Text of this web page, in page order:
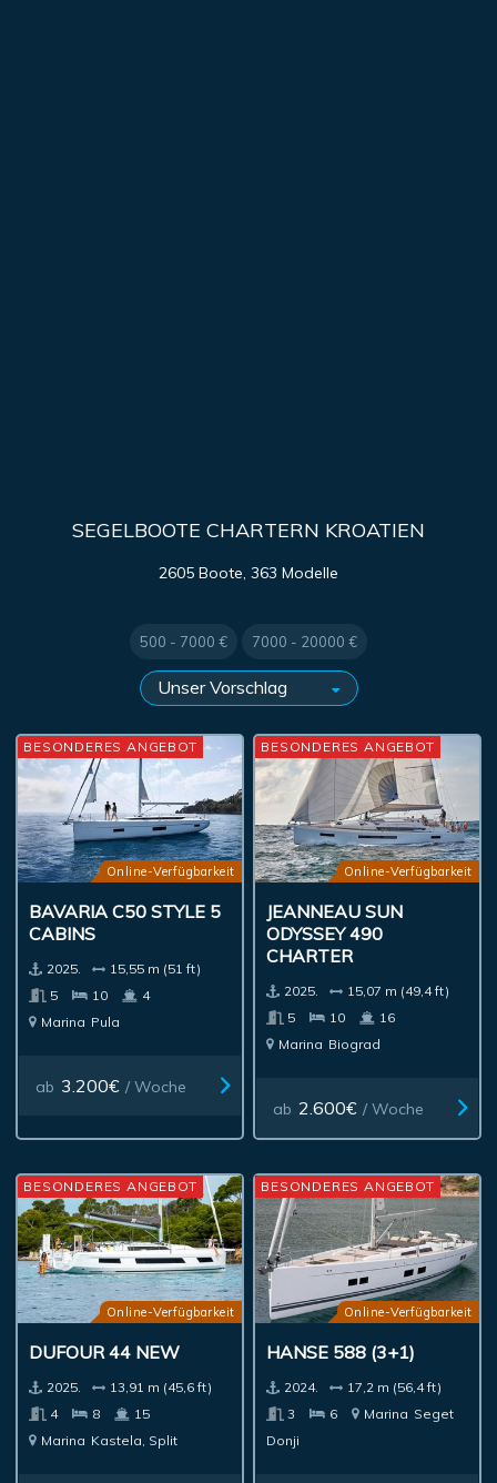
SEGELBOOTE CHARTERN KROATIEN
2605 Boote, 363 Modelle
500 - 7000 € 7000 - 20000 €
Online-Verfügbarkeit
BAVARIA C50 STYLE 5
CABINS
2025.
15,55 m (51 ft)
5
10
4
Marina Pula
ab 3.200€ / Woche
BESONDERES ANGEBOT
Online-Verfügbarkeit
JEANNEAU SUN
ODYSSEY 490
CHARTER
2025.
15,07 m (49,4 ft)
5
10
16
Marina Biograd
ab 2.600€ / Woche
BESONDERES ANGEBOT
Online-Verfügbarkeit
DUFOUR 44 NEW
2025.
13,91 m (45,6 ft)
4
8
15
Marina Kastela, Split
BESONDERES ANGEBOT
Online-Verfügbarkeit
HANSE 588 (3+1)
2024.
17,2 m (56,4 ft)
3
6 Marina Seget
Donji
BESONDERES ANGEBOT